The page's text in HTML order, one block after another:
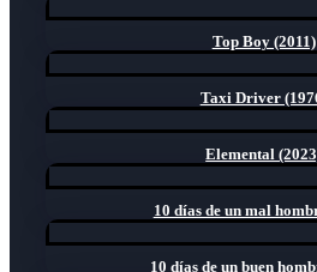
Top Boy (2011)
Taxi Driver
Elemental
10 días de un mal
10 días de un buen